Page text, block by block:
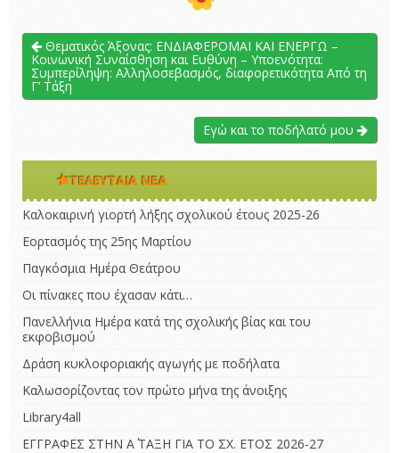
Θεματικός Άξονας: ΕΝΔΙΑΦΕΡΟΜΑΙ ΚΑΙ ΕΝΕΡΓΩ –
Κοινωνική Συναίσθηση και Ευθύνη – Υποενότητα:
Συμπερίληψη: Αλληλοσεβασμός, διαφορετικότητα Από τη
Γ’ Τάξη
Εγώ και το ποδήλατό μου
ΤΕΛΕΥΤΑΊΑ ΝΈΑ
Καλοκαιρινή γιορτή λήξης σχολικού έτους 2025-26
Εορτασμός της 25ης Μαρτίου
Παγκόσμια Ημέρα Θεάτρου
Οι πίνακες που έχασαν κάτι…
Πανελλήνια Ημέρα κατά της σχολικής βίας και του
εκφοβισμού
Δράση κυκλοφοριακής αγωγής με ποδήλατα
Καλωσορίζοντας τον πρώτο μήνα της άνοιξης
Library4all
ΕΓΓΡΑΦΕΣ ΣΤΗΝ Α΄ ΤΑΞΗ ΓΙΑ ΤΟ ΣΧ. ΕΤΟΣ 2026-27